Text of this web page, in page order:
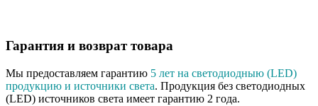
Гарантия и возврат товара
Мы предоставляем гарантию 5 лет на светодиодныю (LED)
продукцию и источники света. Продукция без светодиодных
(LED) источников света имеет гарантию 2 года.